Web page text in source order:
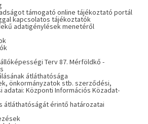
támogató online tájékoztató portál
kapcsolatos tájékoztatók
adatigénylések menetéről
Terv 87. Mérföldkő -
átláthatósága
önkormányzatok stb. szerződési,
Központi Információs Közadat-
átláthatóságát érintő határozatai